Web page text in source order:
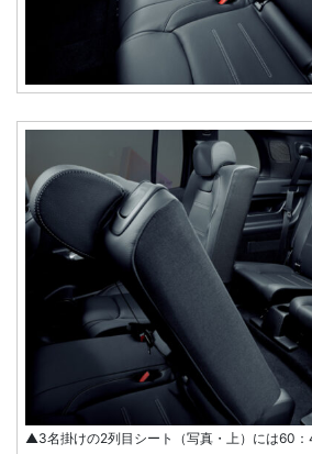
▲3名掛けの2列目シート（写真・上）には60